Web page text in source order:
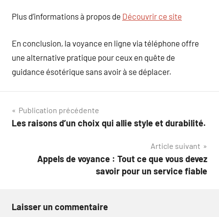
Plus d’informations à propos de Découvrir ce site
En conclusion, la voyance en ligne via téléphone offre
une alternative pratique pour ceux en quête de
guidance ésotérique sans avoir à se déplacer.
Navigation
de
Publication précédente
Les raisons d’un choix qui allie style et durabilité.
Article suivant
Appels de voyance : Tout ce que vous devez
savoir pour un service fiable
Laisser un commentaire